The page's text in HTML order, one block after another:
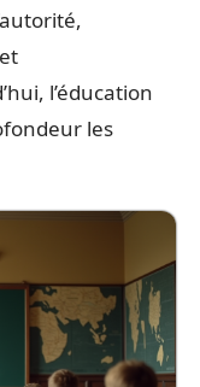
et
l’éducation
les